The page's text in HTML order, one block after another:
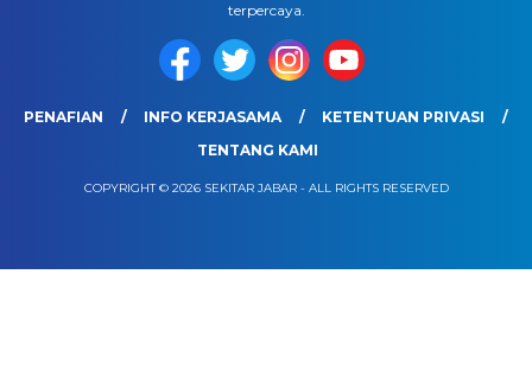
terpercaya.
PENAFIAN INFO KERJASAMA
KETENTUAN PRIVASI
TENTANG KAMI
COPYRIGHT © 2026 SEKITAR JABAR - ALL RIGHTS RESERVED